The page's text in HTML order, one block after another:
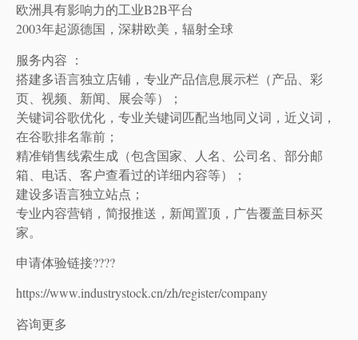
欧洲具有影响力的工业B2B平台
2003年起源德国，深耕欧美，辐射全球
服务内容 ：
搭建多语言独立店铺，专业产品信息展示栏（产品、彩
页、视频、新闻、展会等）；
关键词谷歌优化，专业关键词匹配当地同义词，近义词，
在谷歌排名靠前；
精准销售线索生成（包含国家、人名、公司名、部分邮
箱、电话、客户查看过的详细内容等）；
建设多语言独立站点；
专业内容营销，简报推送，新闻置顶，广告覆盖目标买
家。
申请体验链接????
https://www.industrystock.cn/zh/register/company
咨询更多